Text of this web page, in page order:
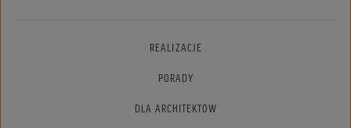
REALIZACJE
PORADY
DLA ARCHITEKTÓW